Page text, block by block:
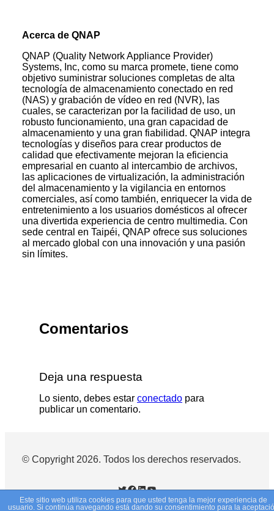
Acerca de QNAP
QNAP (Quality Network Appliance Provider)
Systems, Inc, como su marca promete, tiene como
objetivo suministrar soluciones completas de alta
tecnología de almacenamiento conectado en red
(NAS) y grabación de vídeo en red (NVR), las
cuales, se caracterizan por la facilidad de uso, un
robusto funcionamiento, una gran capacidad de
almacenamiento y una gran fiabilidad. QNAP integra
tecnologías y diseños para crear productos de
calidad que efectivamente mejoran la eficiencia
empresarial en cuanto al intercambio de archivos,
las aplicaciones de virtualización, la administración
del almacenamiento y la vigilancia en entornos
comerciales, así como también, enriquecer la vida de
entretenimiento a los usuarios domésticos al ofrecer
una divertida experiencia de centro multimedia. Con
sede central en Taipéi, QNAP ofrece sus soluciones
al mercado global con una innovación y una pasión
sin límites.
Comentarios
Deja una respuesta
Lo siento, debes estar conectado para
publicar un comentario.
© Copyright 2026. Todos los derechos reservados.
Twitter Facebook LinkedIn YouTube
Este sitio web utiliza cookies para que usted tenga la mejor experiencia de
usuario. Si continúa navegando está dando su consentimiento para la